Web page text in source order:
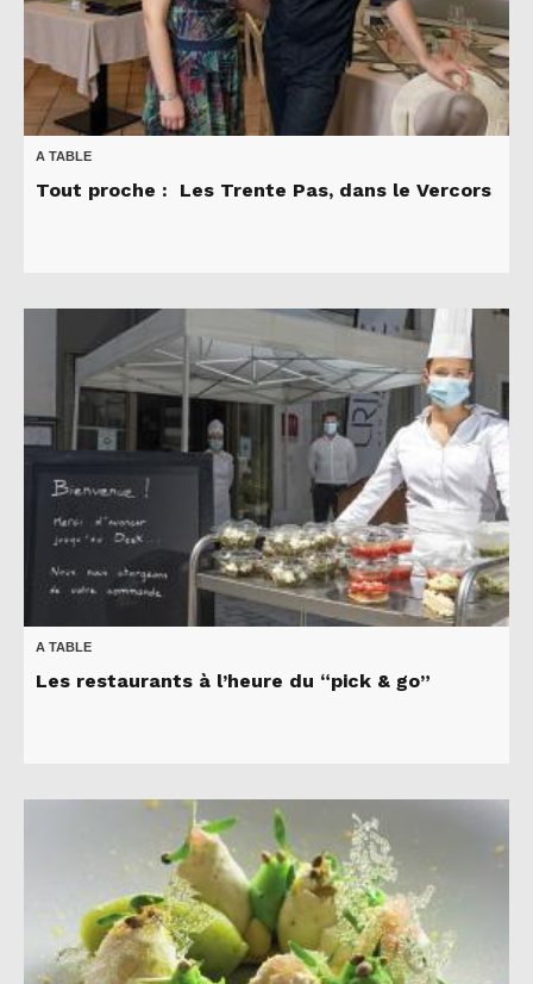
A TABLE
Tout proche : Les Trente Pas, dans le Vercors
A TABLE
Les restaurants à l’heure du “pick & go”